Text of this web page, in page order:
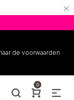
×
de voorwaarden
0